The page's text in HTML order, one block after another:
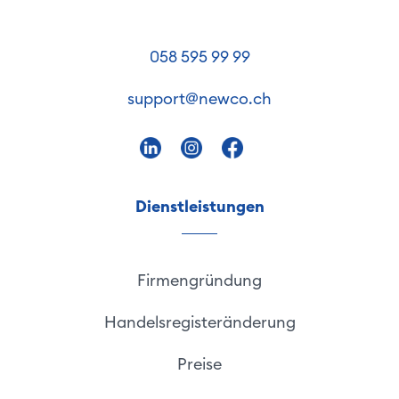
058 595 99 99
support@newco.ch
Dienstleistungen
Firmengründung
Handelsregisteränderung
Preise